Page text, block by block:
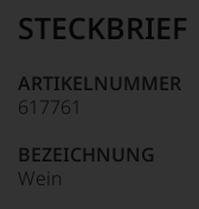
85–89 Punkte:
Unter 85 Punkte:
edlen
der
Welt,
wie
ein
anderer.
95-90 Punkte:
Der
1961
England
geborene
Atkin
gilt
STECKBRIEF
ARTIKELNUMMER
617761
BEZEICHNUNG
Wein